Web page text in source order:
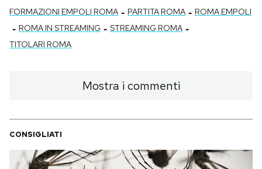
FORMAZIONI EMPOLI ROMA - PARTITA ROMA - ROMA EMPOLI
- ROMA IN STREAMING - STREAMING ROMA -
TITOLARI ROMA
Mostra i commenti
CONSIGLIATI